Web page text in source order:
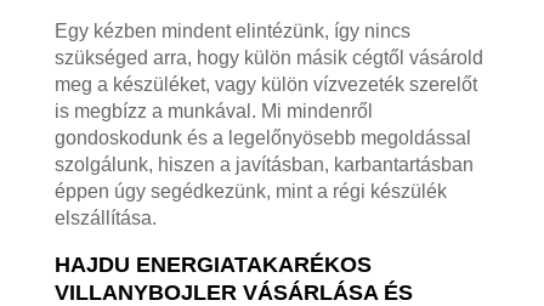
Egy kézben mindent elintézünk, így nincs
szükséged arra, hogy külön másik cégtől vásárold
meg a készüléket, vagy külön vízvezeték szerelőt
is megbízz a munkával. Mi mindenről
gondoskodunk és a legelőnyösebb megoldással
szolgálunk, hiszen a javításban, karbantartásban
éppen úgy segédkezünk, mint a régi készülék
elszállítása.
HAJDU ENERGIATAKARÉKOS
VILLANYBOJLER VÁSÁRLÁSA ÉS